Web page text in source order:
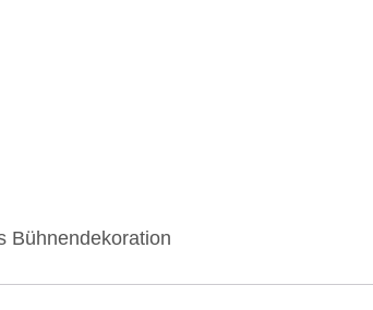
Bühnendekoration